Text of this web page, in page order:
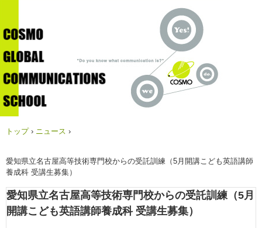
トップ › ニュース ›
愛知県立名古屋高等技術専門校からの受託訓練（5月開講こども英語講師
養成科 受講生募集）
愛知県立名古屋高等技術専門校からの受託訓練（5月
開講こども英語講師養成科 受講生募集）